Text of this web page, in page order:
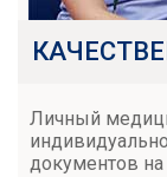
Личный
документов